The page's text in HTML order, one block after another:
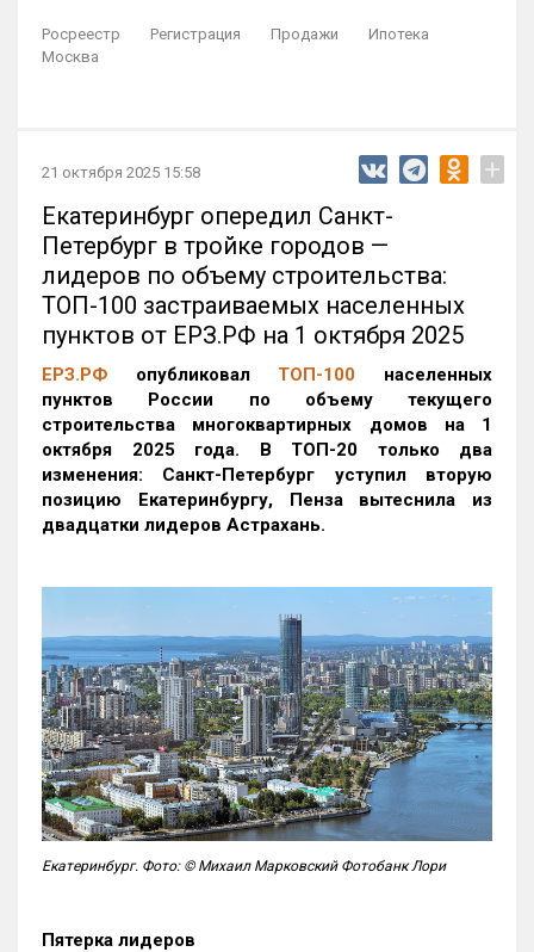
Росреестр Регистрация Продажи
Ипотека
Москва
21 октября 2025 15:58 +
Екатеринбург опередил Санкт-
Петербург в тройке городов —
лидеров по объему строительства:
ТОП-100 застраиваемых населенных
пунктов от ЕРЗ.РФ на 1 октября 2025
ЕРЗ.РФ опубликовал ТОП-100 населенных
пунктов России по объему текущего
строительства многоквартирных домов на 1
октября 2025 года. В ТОП-20 только два
изменения: Санкт-Петербург уступил вторую
позицию Екатеринбургу, Пенза вытеснила из
двадцатки лидеров Астрахань.
Екатеринбург. Фото: © Михаил Марковский Фотобанк Лори
Пятерка лидеров